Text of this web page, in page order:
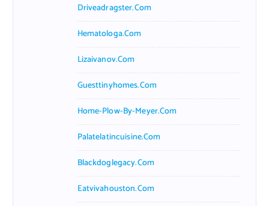
Driveadragster.com
Hematologa.com
Lizaivanov.com
Guesttinyhomes.com
Home-Plow-By-Meyer.com
Palatelatincuisine.com
Blackdoglegacy.com
Eatvivahouston.com